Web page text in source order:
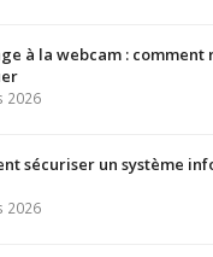
à la webcam : comment
2026
sécuriser un système
2026